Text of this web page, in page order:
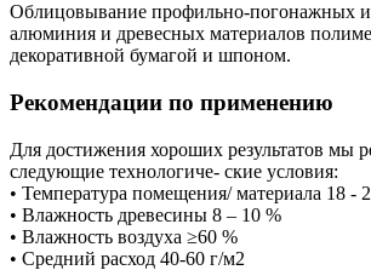
Облицовывание профильно-погонажных
алюминия и древесных материалов
декоративной бумагой и шпоном.
Рекомендации по применению
Для достижения хороших результатов мы
следующие технологиче- ские условия:
• Температура помещения/ материала 18 -
• Влажность древесины 8 – 10 %
• Влажность воздуха ≥60 %
• Средний расход 40-60 г/м2